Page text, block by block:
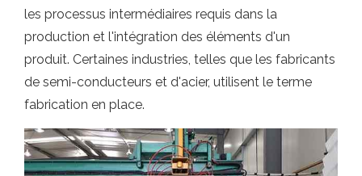
les processus intermédiaires requis dans la
production et l'intégration des éléments d'un
produit. Certaines industries, telles que les fabricants
de semi-conducteurs et d'acier, utilisent le terme
fabrication en place.